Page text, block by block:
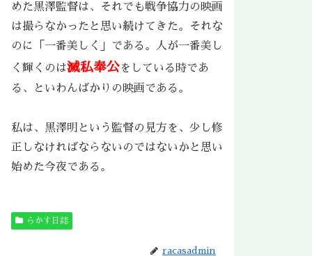
めた黒澤監督は、それでも戦争協力の映画
は撮らなかったと思い続けてきた。それな
のに「一番美しく」である。人が一番美し
く輝くのは滅私奉公をしている時であ
る、といわんばかりの映画である。
私は、黒澤明という監督の見方を、少し修
正しなければならないのではないかと思い
始めた今夜である。
らかす日誌
racasadmin